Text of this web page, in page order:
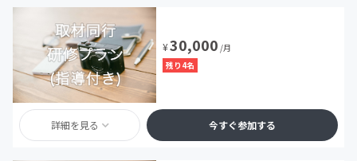
¥30,000 /月
残り4名
詳細を見る 今すぐ参加する